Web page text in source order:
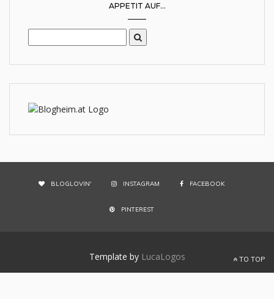
APPETIT AUF...
BLOGLOVIN' INSTAGRAM FACEBOOK
PINTEREST
Template by LucaLogos TO TOP